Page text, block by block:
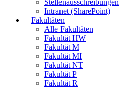
Stellenausschreibungen
Intranet (SharePoint)
Fakultäten
Alle Fakultäten
Fakultät HW
Fakultät M
Fakultät MI
Fakultät NT
Fakultät P
Fakultät R